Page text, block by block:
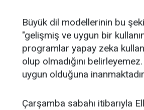
Büyük dil modellerinin bu
"gelişmiş ve uygun bir
programlar yapay zeka
olup olmadığını
uygun olduğuna
Çarşamba sabahı itibarıyla